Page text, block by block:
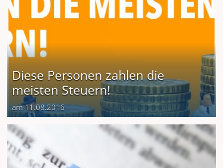
Diese Personen zahlen die
meisten Steuern!
am 11.08.2016